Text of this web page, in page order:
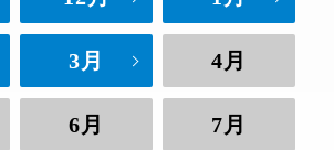
3月 4月
6月 7月